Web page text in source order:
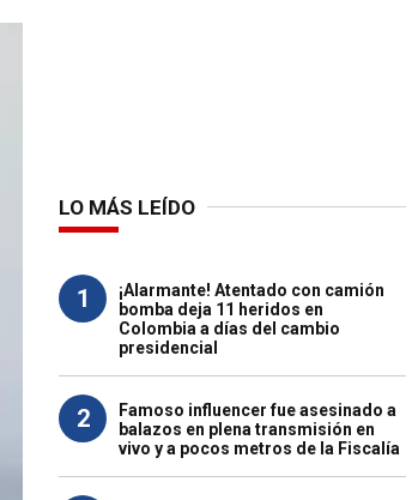
LO MÁS LEÍDO
1
¡Alarmante! Atentado con camión
bomba deja 11 heridos en
Colombia a días del cambio
presidencial
2
Famoso influencer fue asesinado a
balazos en plena transmisión en
vivo y a pocos metros de la Fiscalía